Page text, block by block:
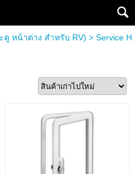
ตู หน้าต่าง สำหรับ RV) > Service H